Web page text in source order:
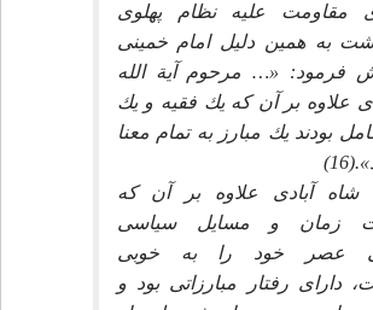
مقاومت عليه نظام پهلوى
به همين دليل امام خمينى
فرمود: «… مرحوم آية الله
علاوه بر آن كه يك فقيه و يك
بودند يك مبارز به تمام معنا
شاه آبادى علاوه بر آن كه
زمان و مسايل سياسى
عصر خود را به خوبى
داراى رفتار مبارزاتى بود و